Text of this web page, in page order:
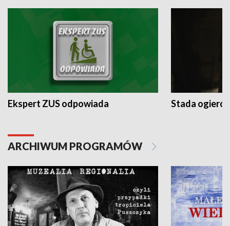
Ekspert ZUS odpowiada Stada
ARCHIWUM PROGRAMÓW